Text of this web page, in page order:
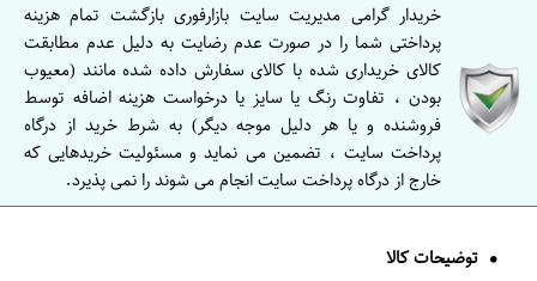
خریدار گرامی مدیریت سایت بازارفوری بازگشت تمام هزینه
پرداختی شما را در صورت عدم رضایت به دلیل عدم مطابقت
کالای خریداری شده با کالای سفارش داده شده مانند (معیوب
بودن ، تفاوت رنگ یا سایز یا درخواست هزینه اضافه توسط
فروشنده و یا هر دلیل موجه دیگر) به شرط خرید از درگاه
پرداخت سایت ، تضمین می نماید و مسئولیت خریدهایی که
خارج از درگاه پرداخت سایت انجام می شوند را نمی پذیرد.
توضیحات کالا